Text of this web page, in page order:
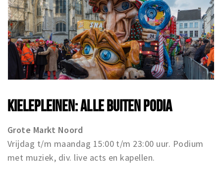
KIELEPLEINEN: ALLE BUITEN PODIA
Grote Markt Noord
Vrijdag t/m maandag 15:00 t/m 23:00 uur. Podium
met muziek, div. live acts en kapellen.